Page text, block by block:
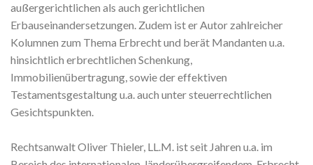
außergerichtlichen als auch gerichtlichen
Erbauseinandersetzungen. Zudem ist er Autor zahlreicher
Kolumnen zum Thema Erbrecht und berät Mandanten u.a.
hinsichtlich erbrechtlichen Schenkung,
Immobilienübertragung, sowie der effektiven
Testamentsgestaltung u.a. auch unter steuerrechtlichen
Gesichtspunkten.
Rechtsanwalt Oliver Thieler, LL.M. ist seit Jahren u.a. im